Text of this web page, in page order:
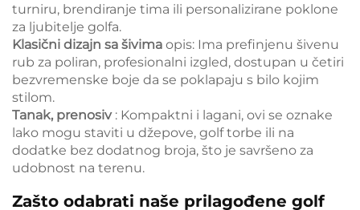
turniru, brendiranje tima ili personalizirane poklone
za ljubitelje golfa.
Klasični dizajn sa šivima opis: Ima prefinjenu šivenu
rub za poliran, profesionalni izgled, dostupan u četiri
bezvremenske boje da se poklapaju s bilo kojim
stilom.
Tanak, prenosiv : Kompaktni i lagani, ovi se oznake
lako mogu staviti u džepove, golf torbe ili na
dodatke bez dodatnog broja, što je savršeno za
udobnost na terenu.
Zašto odabrati naše prilagođene golf